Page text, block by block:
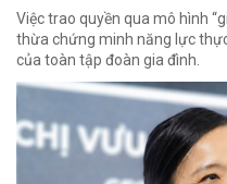
Việc trao quyền qua mô hình
thừa chứng minh năng lực
của toàn tập đoàn gia đình.